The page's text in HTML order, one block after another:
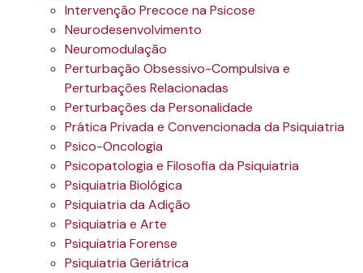
Intervenção Precoce na Psicose
Neurodesenvolvimento
Neuromodulação
Perturbação Obsessivo-Compulsiva e
Perturbações Relacionadas
Perturbações da Personalidade
Prática Privada e Convencionada da Psiquiatria
Psico-Oncologia
Psicopatologia e Filosofia da Psiquiatria
Psiquiatria Biológica
Psiquiatria da Adição
Psiquiatria e Arte
Psiquiatria Forense
Psiquiatria Geriátrica